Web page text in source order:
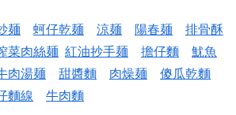
麺 蚵仔乾麺 涼麺 陽春麺
排骨酥
菜肉絲麺 紅油抄手麺 擔仔麵
魷魚
肉湯麺 甜醬麵 肉燥麺
傻瓜乾麵
麵線 牛肉麵